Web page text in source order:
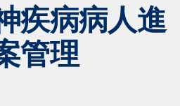
疾病病人進
管理